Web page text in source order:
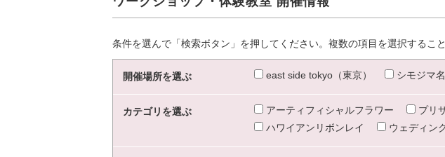
条件を選んで「検索ボタン」を押してください。複数の項目を選択すること
開催場所を選ぶ east side tokyo（東京） シモジマ
カテゴリを選ぶ アーティフィシャルフラワー プリ
ハワイアンリボンレイ
ウェディン